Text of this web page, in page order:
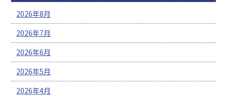
2026年8月
2026年7月
2026年6月
2026年5月
2026年4月